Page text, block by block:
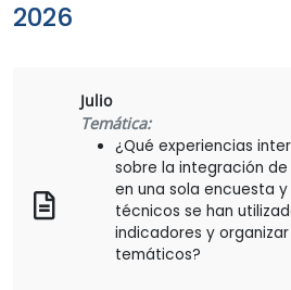
2026
Julio
Temática:
¿Qué experiencias
sobre la integración
en una sola encuesta
técnicos se han
indicadores y
temáticos?